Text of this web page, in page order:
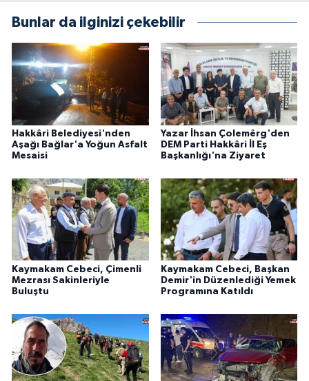
Bunlar da ilginizi çekebilir
Hakkâri Belediyesi'nden
Aşağı Bağlar'a Yoğun Asfalt
Mesaisi
Yazar İhsan Çolemêrg'den
DEM Parti Hakkâri İl Eş
Başkanlığı'na Ziyaret
Kaymakam Cebeci, Çimenli
Mezrası Sakinleriyle
Buluştu
Kaymakam Cebeci, Başkan
Demir'in Düzenlediği Yemek
Programına Katıldı